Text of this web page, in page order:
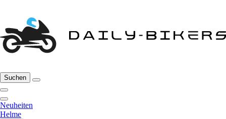
Suchen
Neuheiten
Helme